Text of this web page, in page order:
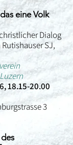
eine Volk
Dialog
SJ,
18.15-20.00
3